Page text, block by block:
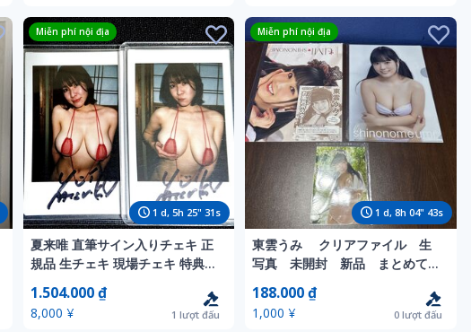
1 d,5h 25"29 s
Miễn phí nội địa
夏来唯 直筆サイン入りチェキ 正
規品 生チェキ 現場チェキ 特典チ
ェキ 限定チェキ おっぱいチェキ
DVD特典
1.504.000 ₫
8,000 ¥ 1 lượt đấu
1 d, 8h 04" 41s
Miễn phí nội địa
東雲うみ クリアファイル 生
写真 未開封 新品 まとめて
売切り 送料無料
188.000 ₫
1,000 ¥ 0lượt đấu